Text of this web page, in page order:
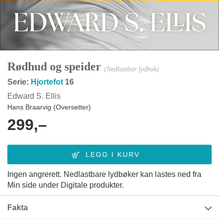
Rødhud og speider (Nedlastbar lydbok)
Serie: Hjortefot 16
Edward S. Ellis
Hans Braarvig (Oversetter)
299,–
Ingen angrerett. Nedlastbare lydbøker kan lastes ned fra
Min side under Digitale produkter.
Fakta